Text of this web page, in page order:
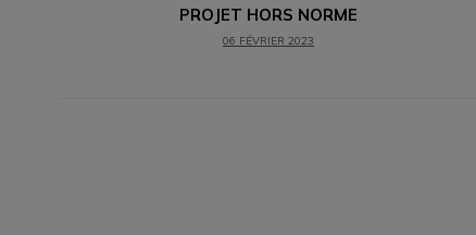
PROJET HORS NORME
06 FÉVRIER 2023